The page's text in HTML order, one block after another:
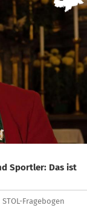
STOL-Fragebogen